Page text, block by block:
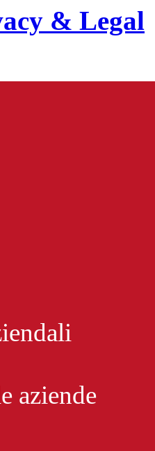
& Legal
aziende